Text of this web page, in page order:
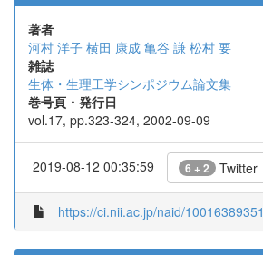
著者
河村 洋子 横田 康成 亀谷 謙 松村 要
雑誌
生体・生理工学シンポジウム論文集
巻号頁・発行日
vol.17, pp.323-324, 2002-09-09
2019-08-12 00:35:59 6 + 2 Twitter
https://ci.nii.ac.jp/naid/10016389351